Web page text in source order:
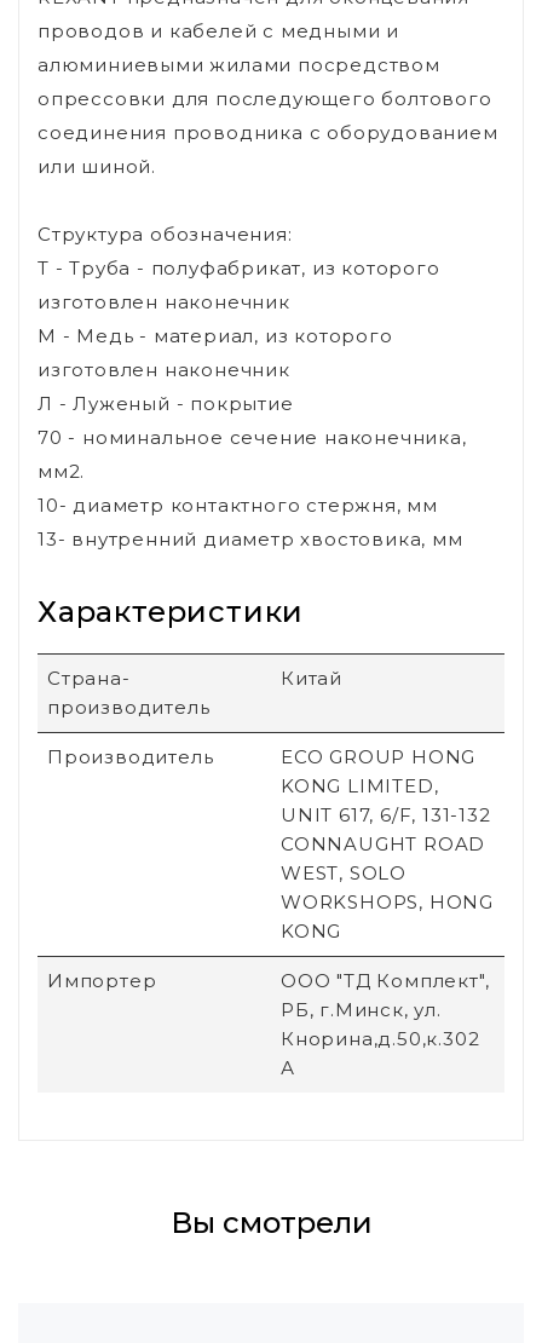
проводов и кабелей с медными и
алюминиевыми жилами посредством
опрессовки для последующего болтового
соединения проводника с оборудованием
или шиной.
Структура обозначения:
Т - Труба - полуфабрикат, из которого
изготовлен наконечник
М - Медь - материал, из которого
изготовлен наконечник
Л - Луженый - покрытие
70 - номинальное сечение наконечника,
мм2.
10- диаметр контактного стержня, мм
13- внутренний диаметр хвостовика, мм
Характеристики
Страна-
производитель
Китай
Производитель
ECO GROUP HONG
KONG LIMITED,
UNIT 617, 6/F, 131-132
CONNAUGHT ROAD
WEST, SOLO
WORKSHOPS, HONG
KONG
Импортер
ООО "ТД Комплект",
РБ, г.Минск, ул.
Кнорина,д.50,к.302
А
Вы смотрели